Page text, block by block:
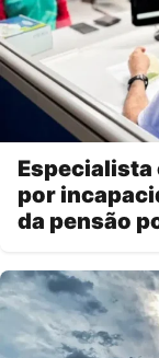
Especialista
por
da pensão